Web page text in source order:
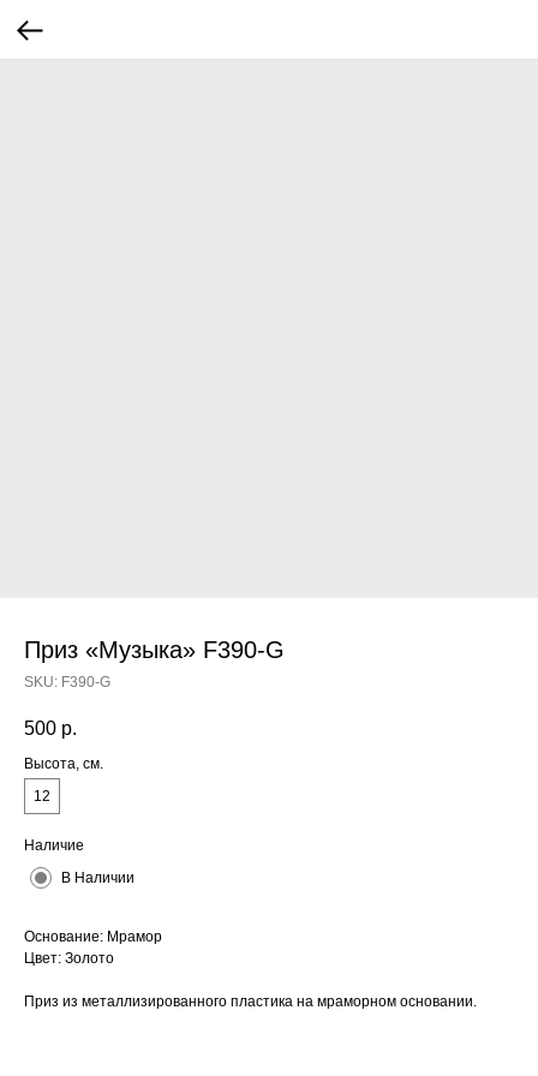
Приз «Музыка» F390-G
SKU: F390-G
500 р.
Высота, см.
12
Наличие
В Наличии
Основание: Мрамор
Цвет: Золото
Приз из металлизированного пластика на мраморном основании.